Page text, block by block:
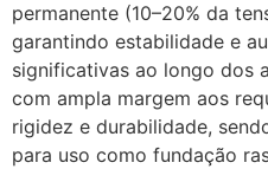
permanente (10–20% da
garantindo estabilidade e
significativas ao longo dos
com ampla margem aos
rigidez e durabilidade,
para uso como fundação